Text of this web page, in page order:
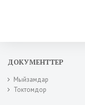
ДОКУМЕНТТЕР
Мыйзамдар
Токтомдор